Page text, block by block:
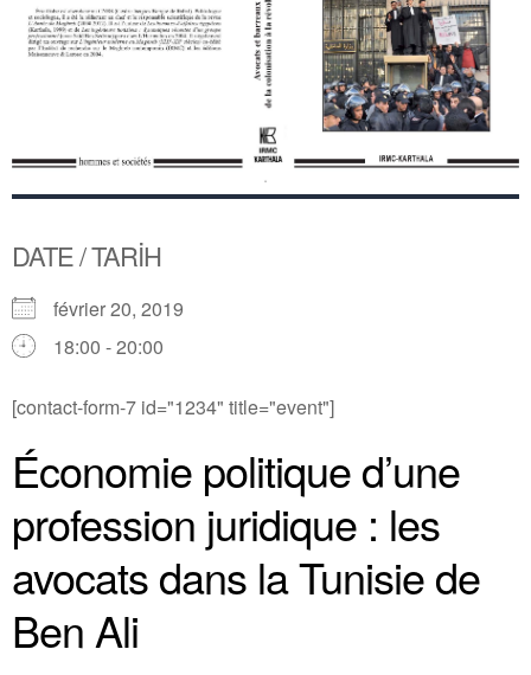
DATE / TARİH
février 20, 2019
18:00 - 20:00
[contact-form-7 id="1234" title="event"]
Économie politique d’une
profession juridique : les
avocats dans la Tunisie de
Ben Ali